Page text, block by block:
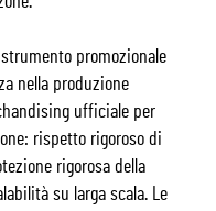
promozionale
nella produzione
ufficiale per
rispetto rigoroso di
rigorosa della
su larga scala. Le